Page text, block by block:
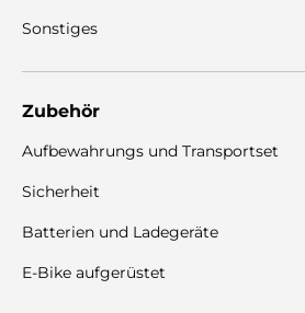
Sonstiges
Zubehör
Aufbewahrungs und Transportset
Sicherheit
Batterien und Ladegeräte
E-Bike aufgerüstet